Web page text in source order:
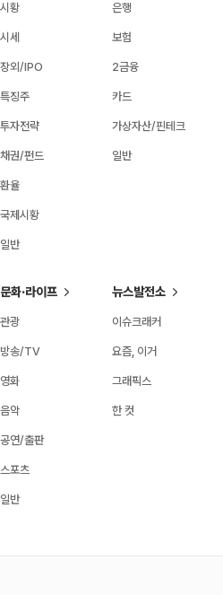
시황
시세
장외/IPO
특징주
투자전략
채권/펀드
환율
국제시황
일반
은행
보험
2금융
카드
가상자산/핀테크
일반
문화·라이프
관광
방송/TV
영화
음악
공연/출판
스포츠
일반
뉴스발전소
이슈크래커
요즘, 이거
그래픽스
한 컷